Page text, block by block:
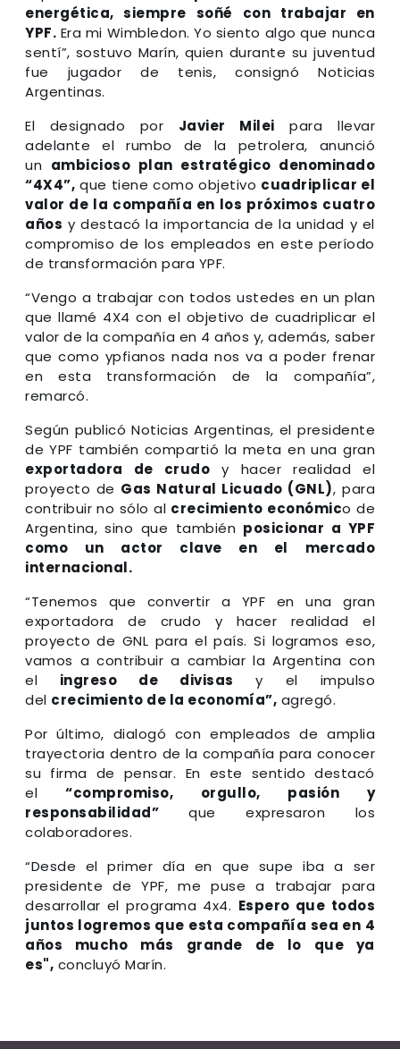
energética, siempre soñé con trabajar en
YPF. Era mi Wimbledon. Yo siento algo que nunca
sentí”, sostuvo Marín, quien durante su juventud
fue jugador de tenis, consignó Noticias
Argentinas.
El designado por Javier Milei para llevar
adelante el rumbo de la petrolera, anunció
un ambicioso plan estratégico denominado
“4X4”, que tiene como objetivo cuadriplicar el
valor de la compañía en los próximos cuatro
años y destacó la importancia de la unidad y el
compromiso de los empleados en este período
de transformación para YPF.
“Vengo a trabajar con todos ustedes en un plan
que llamé 4X4 con el objetivo de cuadriplicar el
valor de la compañía en 4 años y, además, saber
que como ypfianos nada nos va a poder frenar
en esta transformación de la compañía”,
remarcó.
Según publicó Noticias Argentinas, el presidente
de YPF también compartió la meta en una gran
exportadora de crudo y hacer realidad el
proyecto de Gas Natural Licuado (GNL), para
contribuir no sólo al crecimiento económico de
Argentina, sino que también posicionar a YPF
como un actor clave en el mercado
internacional.
“Tenemos que convertir a YPF en una gran
exportadora de crudo y hacer realidad el
proyecto de GNL para el país. Si logramos eso,
vamos a contribuir a cambiar la Argentina con
el ingreso de divisas y el impulso
del crecimiento de la economía”, agregó.
Por último, dialogó con empleados de amplia
trayectoria dentro de la compañía para conocer
su firma de pensar. En este sentido destacó
el“compromiso, orgullo, pasión y
responsabilidad” que expresaron los
colaboradores.
“Desde el primer día en que supe iba a ser
presidente de YPF, me puse a trabajar para
desarrollar el programa 4x4. Espero que todos
juntos logremos que esta compañía sea en 4
años mucho más grande de lo que ya
es", concluyó Marín.